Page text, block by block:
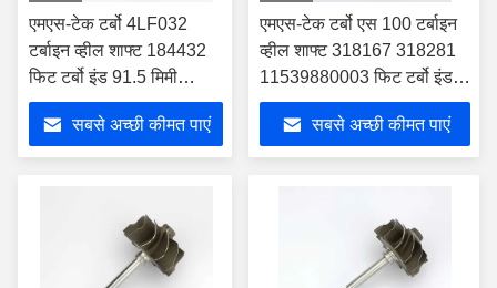
एमएस-टेक टर्बो 4LF032
टर्बाइन व्हील शाफ्ट 184432
फिट टर्बो इंड 91.5 मिमी
एक्सडी 78.74 मिमी ब्लेड 12
सबसे अच्छी कीमत पाएं
एमएस-टेक टर्बो एस 100 टर्बाइन
व्हील शाफ्ट 318167 318281
11539880003 फिट टर्बो इंड
52.65 मिमी एक्सड 45 मिमी
ब्लेड9
सबसे अच्छी कीमत पाएं